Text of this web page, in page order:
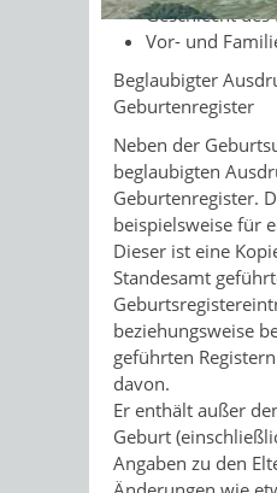
Geschlecht des
Vor- und
Beglaubigter
Geburtenregister
Neben der
beglaubigten
Geburtenregister.
beispielsweise für
Dieser ist eine
Standesamt
beziehungsweise
geführten
davon.
Er enthält außer
Geburt
Angaben zu den